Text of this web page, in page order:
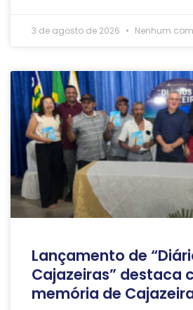
3 de agosto de 2026 Nenhum
Lançamento de
Cajazeiras” destaca
memória de